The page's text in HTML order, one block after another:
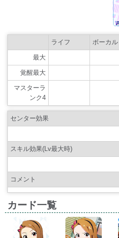
ライフ ボーカル
最大
覚醒最大
マスターラ
ンク4
センター効果
スキル効果(Lv最大時)
コメント
カード一覧